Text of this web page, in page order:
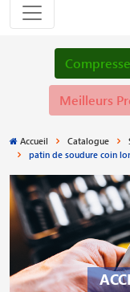
Meilleurs
Accueil Catalogue
patin de soudure coin